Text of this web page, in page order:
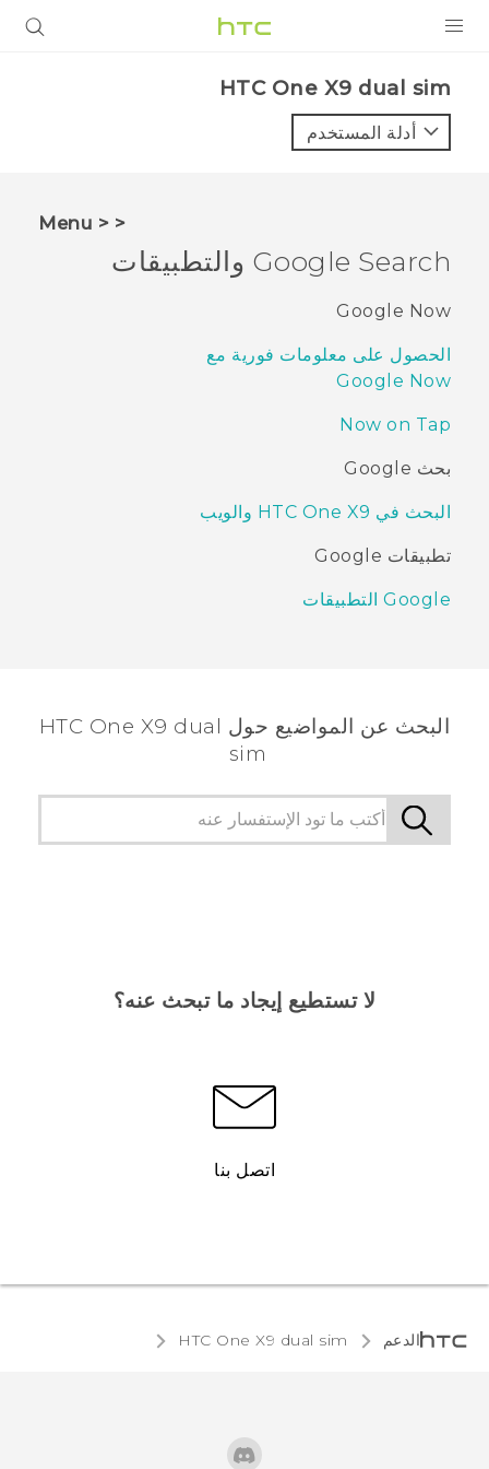
VIVE
VIVERSE
البرامج + التطبيقات
الدعم
HTC One X9 dual sim‎
أدلة المستخدم
< < Menu
Google Search والتطبيقات
Google Now
الحصول على معلومات فورية مع
Google Now
Now on Tap
بحث Google
البحث في HTC One X9 والويب
تطبيقات Google
Google التطبيقات
البحث عن المواضيع حول HTC One X9 dual
sim
لا تستطيع إيجاد ما تبحث عنه؟
اتصل بنا
الدعم HTC One X9 dual sim‎